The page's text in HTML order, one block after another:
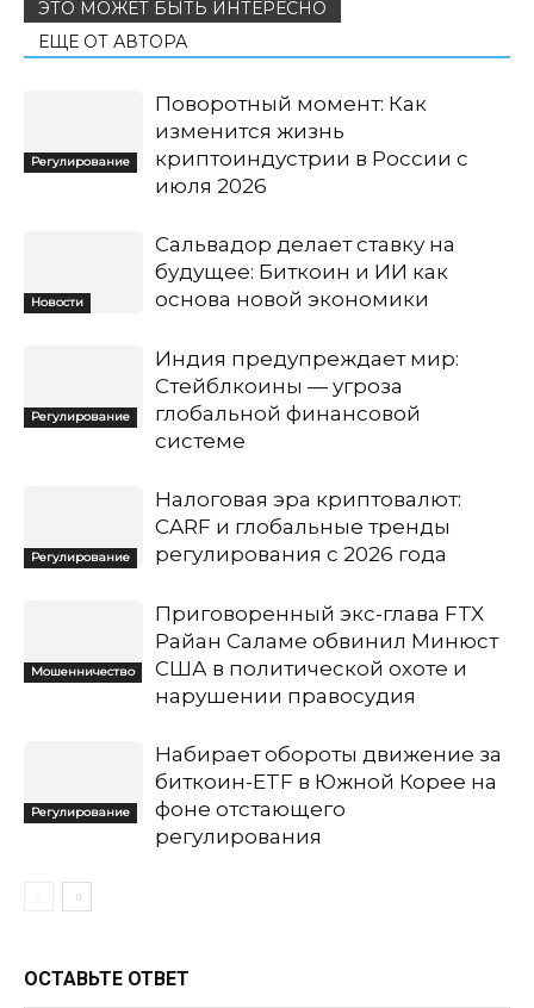
ЭТО МОЖЕТ БЫТЬ ИНТЕРЕСНО
ЕЩЕ ОТ АВТОРА
Регулирование
Поворотный момент: Как
изменится жизнь
криптоиндустрии в России с
июля 2026
Новости
Сальвадор делает ставку на
будущее: Биткоин и ИИ как
основа новой экономики
Регулирование
Индия предупреждает мир:
Стейблкоины — угроза
глобальной финансовой
системе
Регулирование
Налоговая эра криптовалют:
CARF и глобальные тренды
регулирования с 2026 года
Мошенничество
Приговоренный экс-глава FTX
Райан Саламе обвинил Минюст
США в политической охоте и
нарушении правосудия
Регулирование
Набирает обороты движение за
биткоин-ETF в Южной Корее на
фоне отстающего
регулирования
ОСТАВЬТЕ ОТВЕТ